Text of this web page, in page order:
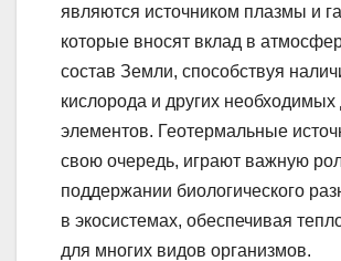
являются источником плазмы и
которые вносят вклад в
состав Земли, способствуя
кислорода и других необходимых
элементов. Геотермальные
свою очередь, играют важную
поддержании биологического
в экосистемах, обеспечивая
для многих видов организмов.